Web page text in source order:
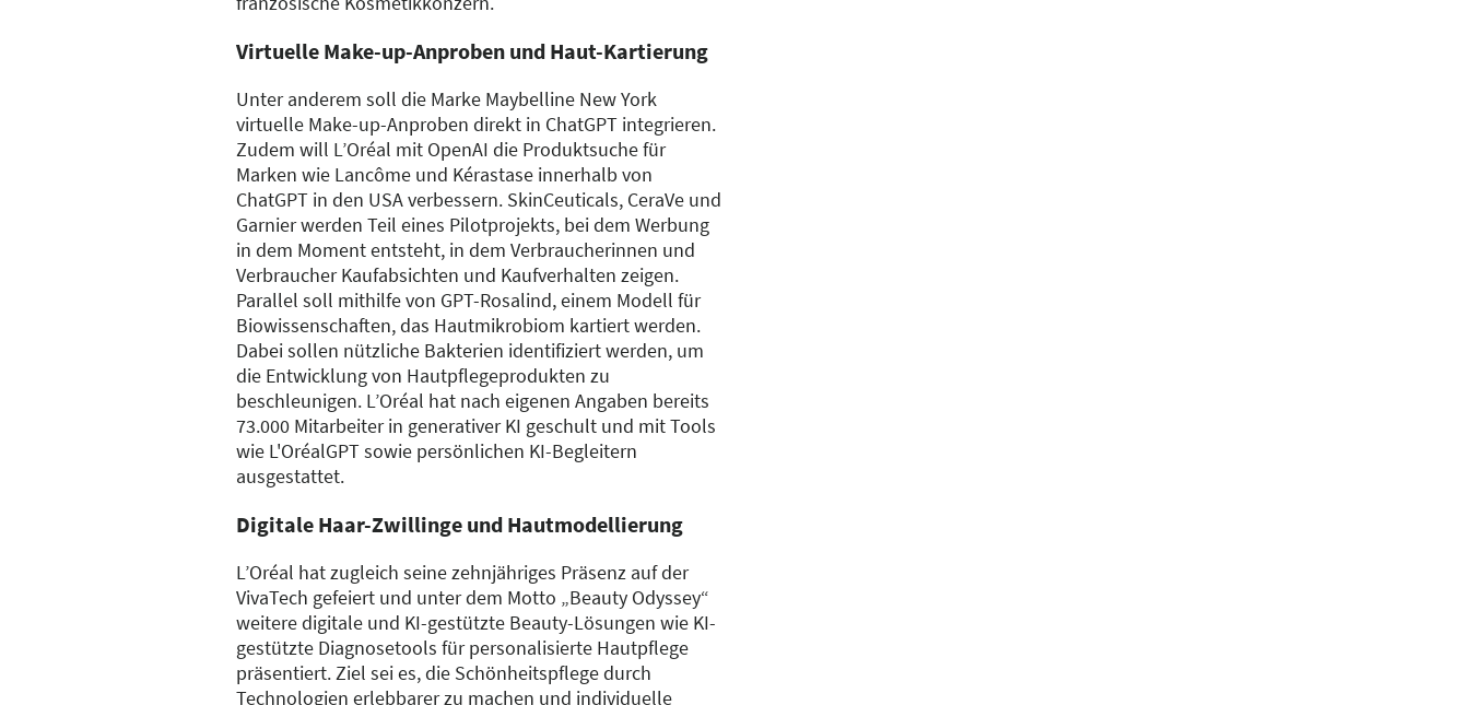
Virtuelle Make-up-Anproben und Haut-Kartierung
Unter anderem soll die Marke Maybelline New York
virtuelle Make-up-Anproben direkt in ChatGPT integrieren.
Zudem will L’Oréal mit OpenAI die Produktsuche für
Marken wie Lancôme und Kérastase innerhalb von
ChatGPT in den USA verbessern. SkinCeuticals, CeraVe und
Garnier werden Teil eines Pilotprojekts, bei dem Werbung
in dem Moment entsteht, in dem Verbraucherinnen und
Verbraucher Kaufabsichten und Kaufverhalten zeigen.
Parallel soll mithilfe von GPT-Rosalind, einem Modell für
Biowissenschaften, das Hautmikrobiom kartiert werden.
Dabei sollen nützliche Bakterien identifiziert werden, um
die Entwicklung von Hautpflegeprodukten zu
beschleunigen. L’Oréal hat nach eigenen Angaben bereits
73.000 Mitarbeiter in generativer KI geschult und mit Tools
wie L'OréalGPT sowie persönlichen KI-Begleitern
ausgestattet.
Digitale Haar-Zwillinge und Hautmodellierung
L’Oréal hat zugleich seine zehnjähriges Präsenz auf der
VivaTech gefeiert und unter dem Motto „Beauty Odyssey“
weitere digitale und KI-gestützte Beauty-Lösungen wie KI-
gestützte Diagnosetools für personalisierte Hautpflege
präsentiert. Ziel sei es, die Schönheitspflege durch
Technologien erlebbarer zu machen und individuelle